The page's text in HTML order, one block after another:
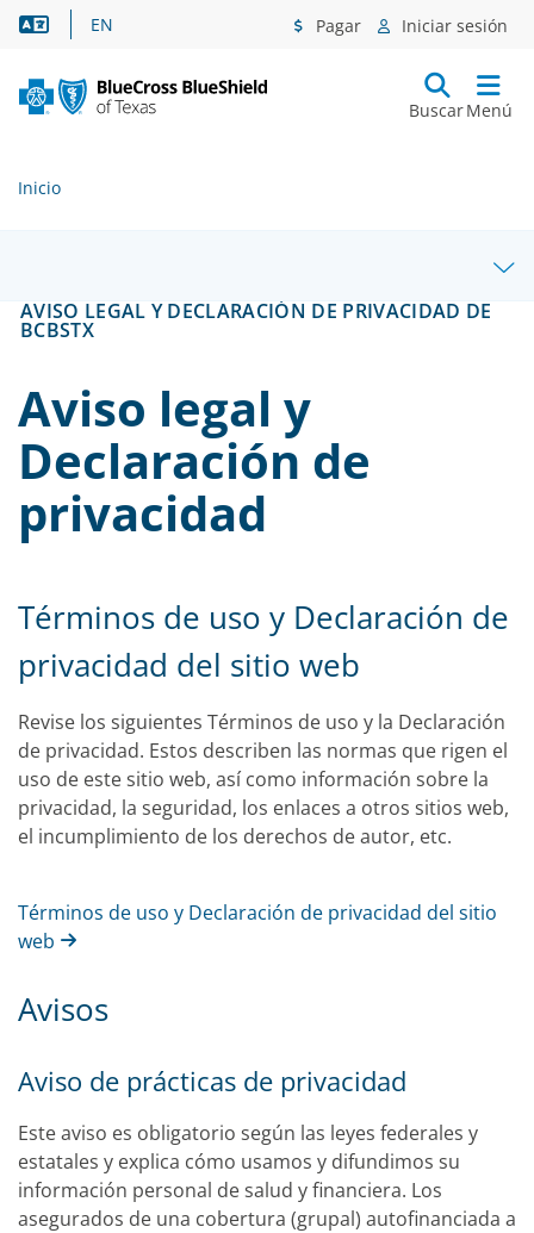
Asistencia lingüística
EN Pagar Iniciar sesión
BuscarMenú
Inicio
AVISO LEGAL Y DECLARACIÓN DE PRIVACIDAD DE
BCBSTX
Aviso legal y
Declaración de
privacidad
Términos de uso y Declaración de
privacidad del sitio web
Revise los siguientes Términos de uso y la Declaración
de privacidad. Estos describen las normas que rigen el
uso de este sitio web, así como información sobre la
privacidad, la seguridad, los enlaces a otros sitios web,
el incumplimiento de los derechos de autor, etc.
Términos de uso y Declaración de privacidad del sitio
web
Avisos
Aviso de prácticas de privacidad
Este aviso es obligatorio según las leyes federales y
estatales y explica cómo usamos y difundimos su
información personal de salud y financiera. Los
asegurados de una cobertura (grupal) autofinanciada a